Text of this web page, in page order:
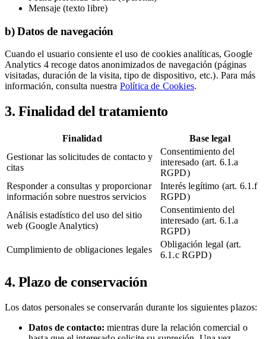
Mensaje (texto libre)
b) Datos de navegación
Cuando el usuario consiente el uso de cookies analíticas, Google
Analytics 4 recoge datos anonimizados de navegación (páginas
visitadas, duración de la visita, tipo de dispositivo, etc.). Para más
información, consulta nuestra Política de Cookies.
3. Finalidad del tratamiento
Finalidad
Base legal
Gestionar las solicitudes de contacto y
citas
Consentimiento del
interesado (art. 6.1.a
RGPD)
Responder a consultas y proporcionar
información sobre nuestros servicios
Interés legítimo (art. 6.1.f
RGPD)
Análisis estadístico del uso del sitio
web (Google Analytics)
Consentimiento del
interesado (art. 6.1.a
RGPD)
Cumplimiento de obligaciones legales
Obligación legal (art.
6.1.c RGPD)
4. Plazo de conservación
Los datos personales se conservarán durante los siguientes plazos:
Datos de contacto: mientras dure la relación comercial o